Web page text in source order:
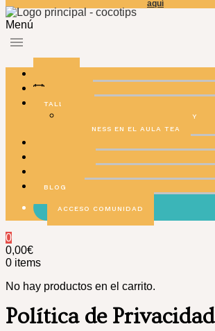
aquí
Menú
TALLERES
REGULACIÓN EMOCIONAL Y
MINFULNESS EN EL AULA TEA
BLOG
ACCESO COMUNIDAD
0
0,00€
0 items
No hay productos en el carrito.
Política de Privacidad